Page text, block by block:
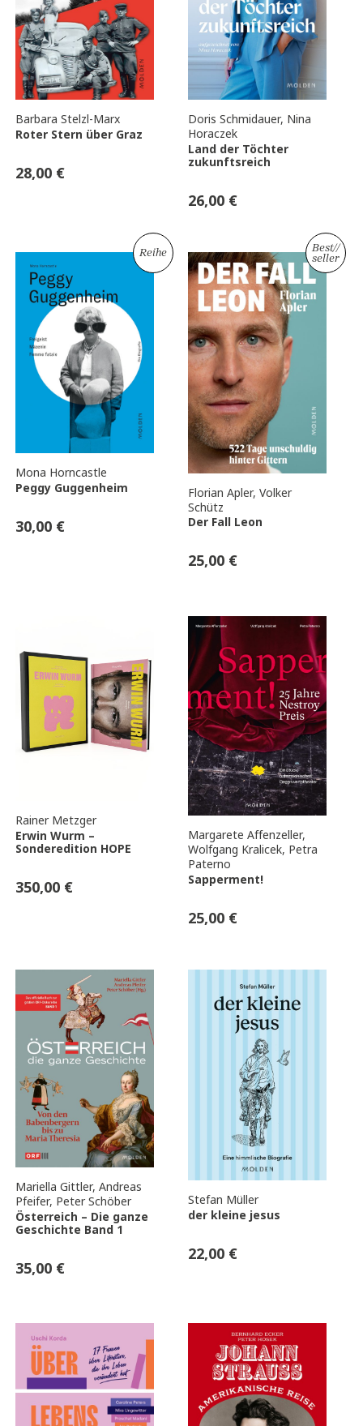
Barbara Stelzl-Marx
Roter Stern über Graz
28,00 €
Doris Schmidauer, Nina
Horaczek
Land der Töchter
zukunftsreich
26,00 €
Reihe
Mona Horncastle
Peggy Guggenheim
30,00 €
Best//
seller
Florian Apler, Volker
Schütz
Der Fall Leon
25,00 €
Rainer Metzger
Erwin Wurm –
Sonderedition HOPE
350,00 €
Margarete Affenzeller,
Wolfgang Kralicek, Petra
Paterno
Sapperment!
25,00 €
Mariella Gittler, Andreas
Pfeifer, Peter Schöber
Österreich – Die ganze
Geschichte Band 1
35,00 €
Stefan Müller
der kleine jesus
22,00 €